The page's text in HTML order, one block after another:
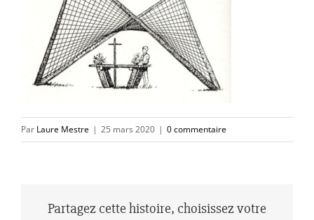
Par Laure Mestre | 25 mars 2020 | 0 commentaire
Partagez cette histoire, choisissez votre